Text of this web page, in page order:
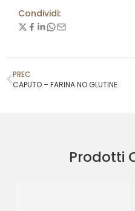
Condividi:
PREC
CAPUTO – FARINA NO GLUTINE
Prodotti